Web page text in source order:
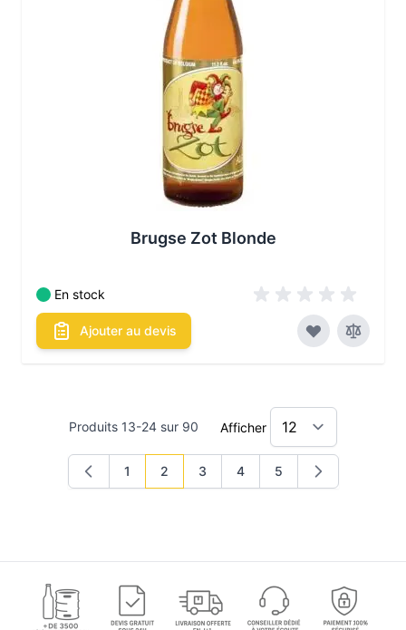
Brugse Zot Blonde
En stock
Ajouter au devis
Produits 13-24 sur 90
Page
1 Vous lisez actuellement la page
2 Page
3 Page
4 Page
5
Afficher